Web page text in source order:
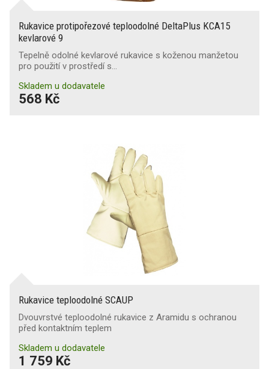
Rukavice protipořezové teploodolné DeltaPlus KCA15
kevlarové 9
Tepelně odolné kevlarové rukavice s koženou manžetou
pro použití v prostředí s…
Skladem u dodavatele
568 Kč
Rukavice teploodolné SCAUP
Dvouvrstvé teploodolné rukavice z Aramidu s ochranou
před kontaktním teplem
Skladem u dodavatele
1 759 Kč